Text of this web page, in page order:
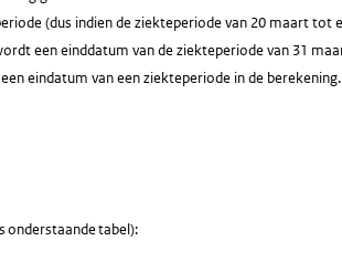
(dus indien de ziekteperiode van 20 maart tot
een einddatum van de ziekteperiode van 31
eindatum van een ziekteperiode in de
onderstaande tabel):